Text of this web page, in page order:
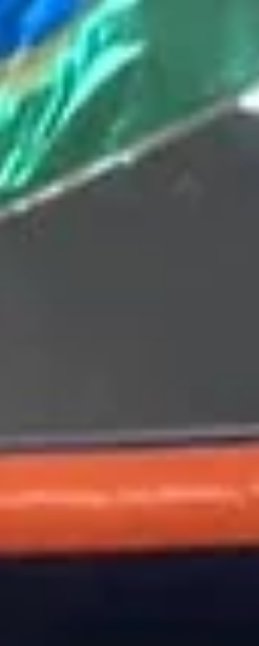
fundamental. Em 2026, o foco total está na
experiência sensorial, na interatividade e, claro, na
segurança impecável para que os pequenos
aproveitem cada segundo. Se você quer que seu
evento seja o assunto do ano em São Paulo,
Guarulhos, ABC ou